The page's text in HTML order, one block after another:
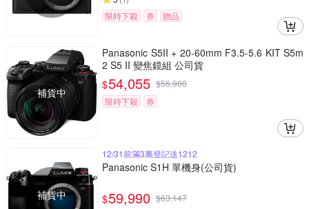
限時下殺 券 贈品
補貨中
Panasonic S5II + 20-60mm F3.5-5.6 KIT S5m
2 S5 II 變焦鏡組 公司貨
$54,055 $56,900
限時下殺
券
補貨中
12/31前滿3萬登記送1212
Panasonic S1H 單機身(公司貨)
$59,990 $63,147